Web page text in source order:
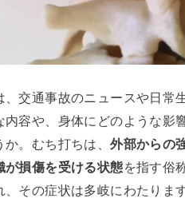
、交通事故のニュースや日
内容や、身体にどのような影
か。むち打ちは、外部からの
が損傷を受ける状態を指す俗
その症状は多岐にわたります